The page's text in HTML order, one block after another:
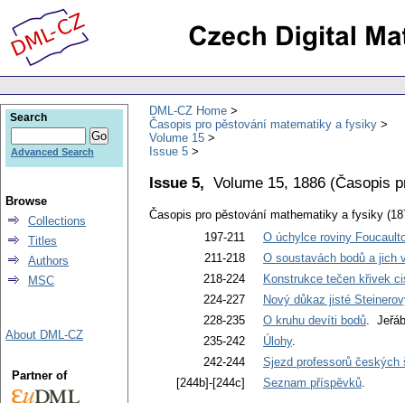
DML-CZ Home
Časopis pro pěstování matematiky a fysiky
Volume 15
Issue 5
Issue 5, Volume 15, 1886 (Časopis
Časopis pro pěstování mathematiky a fysiky
197-211
O úchylce roviny
211-218
O soustavách bodů a jich
218-224
Konstrukce tečen křivek
224-227
Nový důkaz jisté
228-235
O kruhu devíti bodů.
235-242
Úlohy.
242-244
Sjezd professorů
[244b]-[244c]
Seznam příspěvků.
Search
Advanced Search
Browse
Collections
Titles
Authors
MSC
About DML-CZ
Partner of